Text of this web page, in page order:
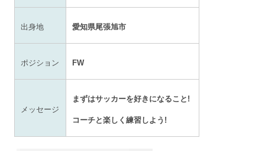
出身地 愛知県尾張旭市
ポジション FW
メッセージ
まずはサッカーを好きになること!
コーチと楽しく練習しよう!